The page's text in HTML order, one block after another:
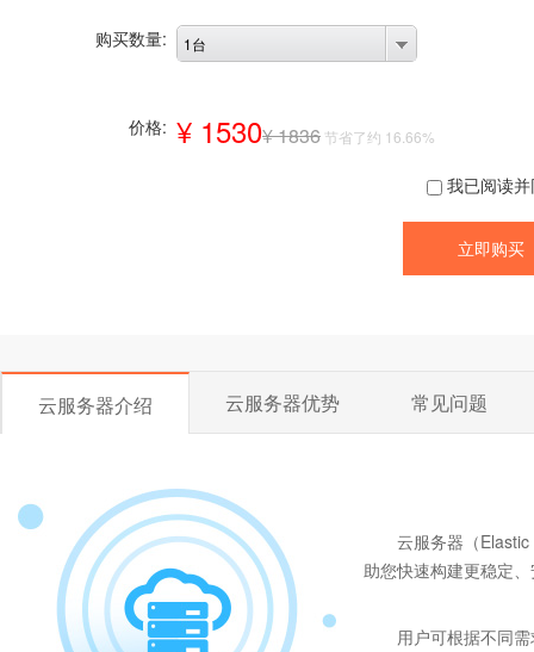
购买数量: 1台
价格: ¥ 1530¥ 1836 节省了约 16.66%
我已阅读
云服务器介绍 云服务器优势 常见问题
云服务器（
助您快速构建更稳定
用户可根据不同